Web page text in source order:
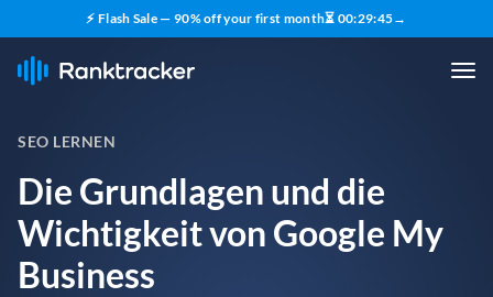
⚡ Flash Sale — 90% off your first month⏳ 00:29:45→
SEO LERNEN
Die Grundlagen und die
Wichtigkeit von Google My
Business